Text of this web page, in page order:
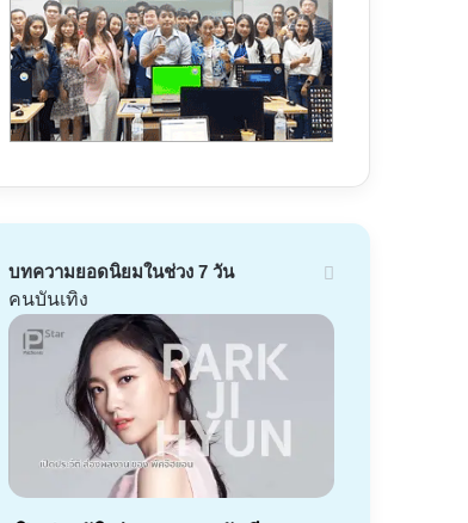
บทความยอดนิยมในช่วง 7 วัน
คนบันเทิง